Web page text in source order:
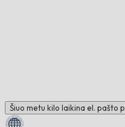
Šiuo metu kilo laikina el. pašto